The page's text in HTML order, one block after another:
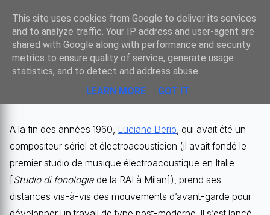
Sombre
LA DÉMARCHE POST-MODERNE DE
LUCIANO BERIO
A la fin des années 1960, Luciano Berio, qui avait été un
compositeur sériel et électroacousticien (il avait fondé le
premier studio de musique électroacoustique en Italie
[Studio di fonologia de la RAI à Milan]), prend ses
distances vis-à-vis des mouvements d’avant-garde pour
This site uses cookies from Google to deliver its services
and to analyze traffic. Your IP address and user-agent are
shared with Google along with performance and security
metrics to ensure quality of service, generate usage
statistics, and to detect and address abuse.
LEARN MORE
GOT IT